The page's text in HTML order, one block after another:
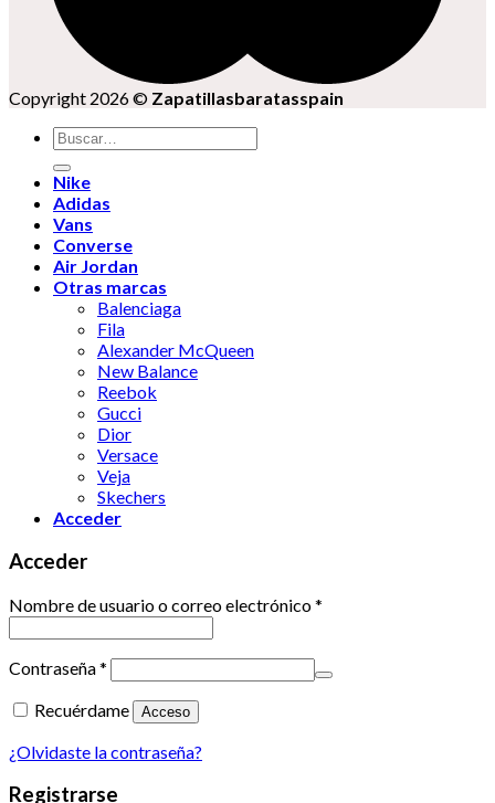
Copyright 2026 © Zapatillasbaratasspain
Buscar
por:
Nike
Adidas
Vans
Converse
Air Jordan
Otras marcas
Balenciaga
Fila
Alexander McQueen
New Balance
Reebok
Gucci
Dior
Versace
Veja
Skechers
Acceder
Acceder
Nombre de usuario o correo electrónico*
Contraseña*
Recuérdame
Acceso
¿Olvidaste la contraseña?
Registrarse